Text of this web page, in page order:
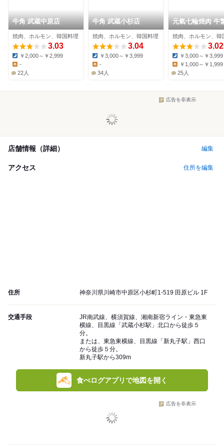
牛角 武蔵中原店
焼肉、ホルモン、韓国料理
3.03
Dinner:
￥2,000～￥2,999
Lunch:
-
22人
牛角 武蔵小杉店
焼肉、ホルモン、韓国料理
3.04
Dinner:
￥3,000～￥3,999
Lunch:
-
34人
元氣七輪焼肉 牛
蔵新城店
焼肉、ホルモン、韓
3.02
Dinner:
￥3,000～￥3,999
Lunch:
￥1,000～￥1,999
25人
広告を非表示
店舗情報（詳細） 編集
アクセス 住所を編集
住所 神奈川県川崎市中原区小杉町1-519 田原ビル 1F
交通手段
JR南武線、横須賀線、湘南新宿ライン・東急東
横線、目黒線「武蔵小杉駅」北口から徒歩５
分。
または、東急東横線、目黒線「新丸子駅」西口
から徒歩５分。
新丸子駅から309m
食べログアプリで地図を開く
広告を非表示